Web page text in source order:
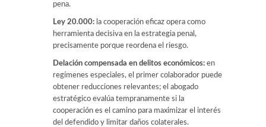
pena.
Ley 20.000: la cooperación eficaz opera como
herramienta decisiva en la estrategia penal,
precisamente porque reordena el riesgo.
Delación compensada en delitos económicos: en
regímenes especiales, el primer colaborador puede
obtener reducciones relevantes; el abogado
estratégico evalúa tempranamente si la
cooperación es el camino para maximizar el interés
del defendido y limitar daños colaterales.